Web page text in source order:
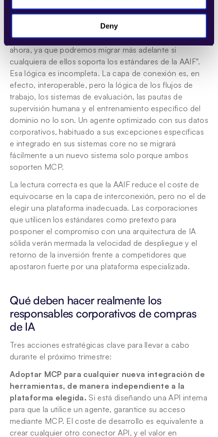
Deny
compras podrían utilizar la compatibilidad con AAIF
como argumento para retrasar la elección de una
plataforma definitiva. El razonamiento suele ser: "No
necesitamos comprometernos con un proveedor
ahora, ya que podremos migrar más adelante si
cualquiera de ellos soporta los estándares de la AAIF".
Esa lógica es incompleta. La capa de conexión es, en
efecto, interoperable, pero la lógica de los flujos de
trabajo, los sistemas de evaluación, las pautas de
supervisión humana y el entrenamiento específico del
dominio no lo son. Un agente optimizado con sus datos
corporativos, habituado a sus excepciones específicas
e integrado en sus sistemas core no se migrará
fácilmente a un nuevo sistema solo porque ambos
soporten MCP.
La lectura correcta es que la AAIF reduce el coste de
equivocarse en la capa de interconexión, pero no el de
elegir una plataforma inadecuada. Las corporaciones
que utilicen los estándares como pretexto para
posponer el compromiso con una arquitectura de IA
sólida verán mermada la velocidad de despliegue y el
retorno de la inversión frente a competidores que
apostaron fuerte por una plataforma especializada.
Qué deben hacer realmente los
responsables corporativos de compras
de IA
Tres acciones estratégicas clave para llevar a cabo
durante el próximo trimestre:
Adoptar MCP para cualquier nueva integración de
herramientas, de manera independiente a la
plataforma elegida. Si está diseñando una API interna
para que la utilice un agente, garantice su acceso
mediante MCP. El coste de desarrollo es equivalente a
crear cualquier otro conector API, y el valor en